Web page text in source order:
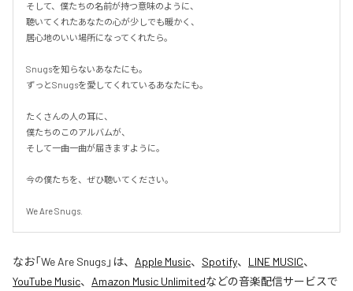
そして、僕たちの名前が持つ意味のように、
聴いてくれたあなたの心が少しでも暖かく、
居心地のいい場所になってくれたら。
Snugsを知らないあなたにも。
ずっとSnugsを愛してくれているあなたにも。
たくさんの人の耳に、
僕たちのこのアルバムが、
そして一曲一曲が届きますように。
今の僕たちを、ぜひ聴いてください。
We Are Snugs.
なお「We Are Snugs 」は、 Apple Music、 Spotify、 LINE MUSIC、
YouTube Music、 Amazon Music Unlimitedなどの音楽配信サービスで